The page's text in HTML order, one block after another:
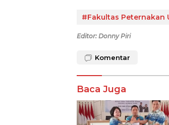
#Fakultas Peternakan
Editor: Donny Piri
Komentar
Baca Juga